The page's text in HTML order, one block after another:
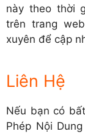
này theo thời
trên trang
xuyên để cập
Liên Hệ
Nếu bạn có
Phép Nội